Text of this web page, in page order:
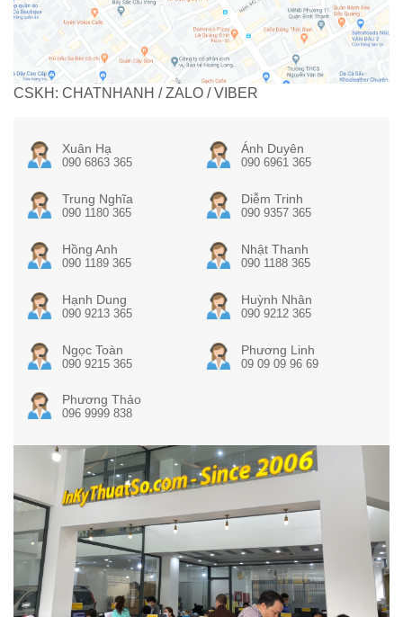
CSKH: CHATNHANH / ZALO / VIBER
Xuân Hạ
090 6863 365
Ánh Duyên
090 6961 365
Trung Nghĩa
090 1180 365
Diễm Trinh
090 9357 365
Hồng Anh
090 1189 365
Nhật Thanh
090 1188 365
Hạnh Dung
090 9213 365
Huỳnh Nhân
090 9212 365
Ngọc Toàn
090 9215 365
Phương Linh
09 09 09 96 69
Phương Thảo
096 9999 838